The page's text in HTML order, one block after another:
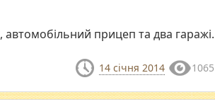
прицеп та два гаражі.
14 січня 2014 1065